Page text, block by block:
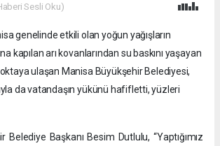
Sesli Oku)
genelinde etkili olan yoğun yağışların
kapılan arı kovanlarından su baskını yaşayan
ulaşan Manisa Büyükşehir Belediyesi,
da vatandaşın yükünü hafifletti, yüzleri
Belediye Başkanı Besim Dutlulu, “Yaptığımız